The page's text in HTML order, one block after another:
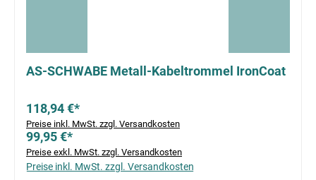
AS-SCHWABE Metall-Kabeltrommel IronCoat
118,94 €*
Preise inkl. MwSt. zzgl. Versandkosten
99,95 €*
Preise exkl. MwSt. zzgl. Versandkosten
Preise inkl. MwSt. zzgl. Versandkosten